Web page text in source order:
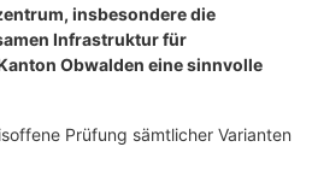
insbesondere die
Infrastruktur für
Obwalden eine sinnvolle
Prüfung sämtlicher Varianten